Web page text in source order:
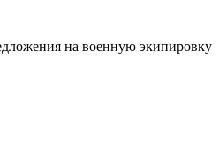
на военную экипировку